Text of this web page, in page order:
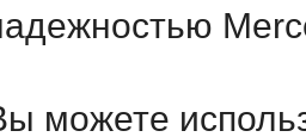
можете